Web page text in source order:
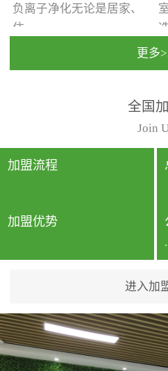
负离子净化无论是居家、
住...
动，人类长时间停留的室
内空间都有整体消毒的需
要。因为空间内人流携带
的、空气...
更多
全国
Join
加盟流程
加盟优势
进入加